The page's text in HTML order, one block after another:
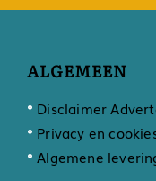
ALGEMEEN
Disclaimer
Privacy en
Algemene